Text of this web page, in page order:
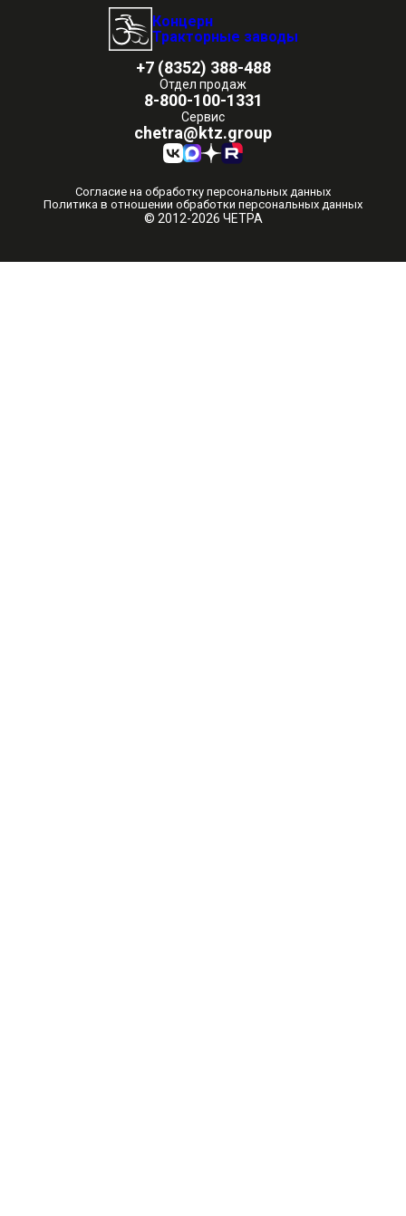
Концерн
Тракторные заводы
+7 (8352) 388-488
Отдел продаж
8-800-100-1331
Сервис
chetra@ktz.group
© 2012-2026 ЧЕТРА
Согласие на обработку персональных данных
Политика в отношении обработки персональных данных